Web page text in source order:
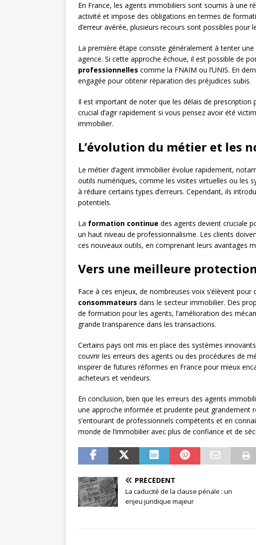
En France, les agents immobiliers sont soumis à une
activité et impose des obligations en termes de
d’erreur avérée, plusieurs recours sont possibles pour
La première étape consiste généralement à tenter une
agence. Si cette approche échoue, il est possible de
professionnelles comme la FNAIM ou l’UNIS. En
engagée pour obtenir réparation des préjudices subis.
Il est important de noter que les délais de prescription
crucial d’agir rapidement si vous pensez avoir été
immobilier.
L’évolution du métier et les
Le métier d’agent immobilier évolue rapidement,
outils numériques, comme les visites virtuelles ou les
à réduire certains types d’erreurs. Cependant, ils
potentiels.
La formation continue des agents devient cruciale
un haut niveau de professionnalisme. Les clients
ces nouveaux outils, en comprenant leurs avantages
Vers une meilleure
Face à ces enjeux, de nombreuses voix s’élèvent pour
consommateurs dans le secteur immobilier. Des
de formation pour les agents, l’amélioration des
grande transparence dans les transactions.
Certains pays ont mis en place des systèmes
couvrir les erreurs des agents ou des procédures de
inspirer de futures réformes en France pour mieux
acheteurs et vendeurs.
En conclusion, bien que les erreurs des agents
une approche informée et prudente peut grandement
s’entourant de professionnels compétents et en
monde de l’immobilier avec plus de confiance et de
PRÉCÉDENT
La caducité de la clause pénale : un
enjeu juridique majeur